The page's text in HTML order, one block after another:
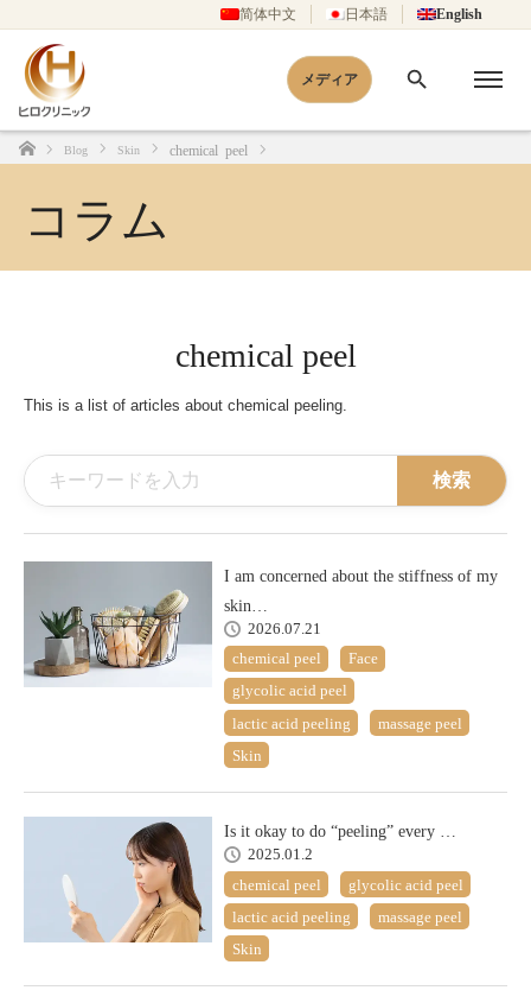
简体中文 日本語 English
メディア
Home
Blog Skin chemical peel
コラム
chemical peel
This is a list of articles about chemical peeling.
検索
I am concerned about the stiffness of my
skin…
2026.07.21
chemical peel
Face
glycolic acid peel
lactic acid peeling
massage peel
Skin
Is it okay to do “peeling” every …
2025.01.2
chemical peel
glycolic acid peel
lactic acid peeling
massage peel
Skin